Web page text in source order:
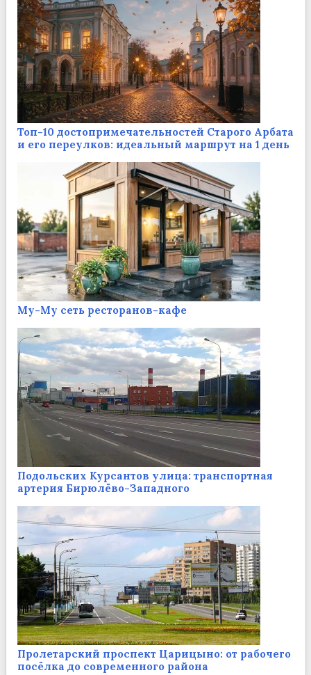
Топ-10 достопримечательностей Старого Арбата
и его переулков: идеальный маршрут на 1 день
Му-Му сеть ресторанов-кафе
Подольских Курсантов улица: транспортная
артерия Бирюлёво-Западного
Пролетарский проспект Царицыно: от рабочего
посёлка до современного района